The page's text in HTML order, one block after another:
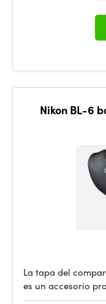
Nikon BL-6
La tapa del
es un accesorio